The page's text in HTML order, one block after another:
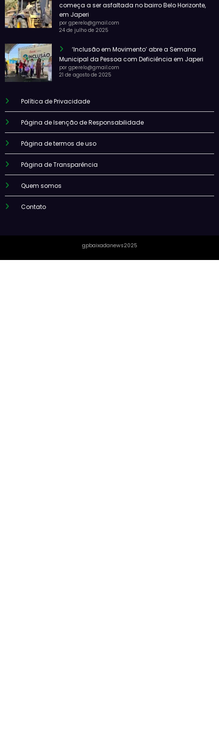
começa a ser asfaltada no bairro Belo Horizonte,
em Japeri
por gperelo@gmail.com
24 de julho de 2025
‘Inclusão em Movimento’ abre a Semana
Municipal da Pessoa com Deficiência em Japeri
por gperelo@gmail.com
21 de agosto de 2025
Política de Privacidade
Página de Isenção de Responsabilidade
Página de termos de uso
Página de Transparência
Quem somos
Contato
gpbaixadanews2025